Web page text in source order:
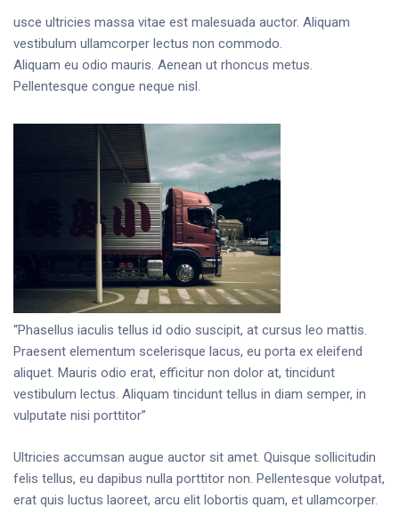
usce ultricies massa vitae est malesuada auctor. Aliquam
vestibulum ullamcorper lectus non commodo.
Aliquam eu odio mauris. Aenean ut rhoncus metus.
Pellentesque congue neque nisl.
“Phasellus iaculis tellus id odio suscipit, at cursus leo mattis.
Praesent elementum scelerisque lacus, eu porta ex eleifend
aliquet. Mauris odio erat, efficitur non dolor at, tincidunt
vestibulum lectus. Aliquam tincidunt tellus in diam semper, in
vulputate nisi porttitor”
Ultricies accumsan augue auctor sit amet. Quisque sollicitudin
felis tellus, eu dapibus nulla porttitor non. Pellentesque volutpat,
erat quis luctus laoreet, arcu elit lobortis quam, et ullamcorper.